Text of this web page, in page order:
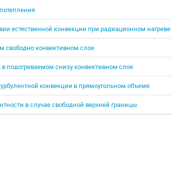
естественной конвекции при радиационном нагреве
свободно конвективном слое
подогреваемом снизу конвективном слое
конвекции в прямоугольном объеме
в случае свободной верхней границы